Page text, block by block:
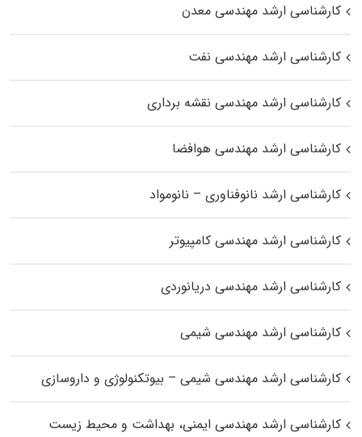
کارشناسی ارشد مهندسی معدن
کارشناسی ارشد مهندسی نفت
کارشناسی ارشد مهندسی نقشه برداری
کارشناسی ارشد مهندسی هوافضا
کارشناسی ارشد نانوفناوری – نانومواد
کارشناسی ارشد مهندسی کامپیوتر
کارشناسی ارشد مهندسی دریانوردی
کارشناسی ارشد مهندسی شیمی
کارشناسی ارشد مهندسی شیمی – بیوتکنولوژی و داروسازی
کارشناسی ارشد مهندسی ایمنی، بهداشت و محیط زیست